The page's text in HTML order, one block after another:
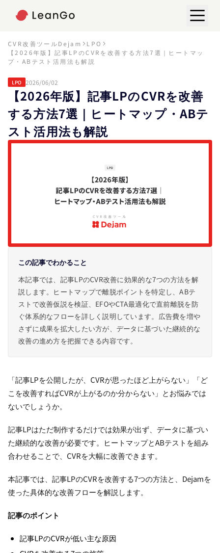
CVR改善ツールDejam
LPO
【2026年版】記事LPのCVRを改善する方法7選｜ヒートマッ
プ・ABテスト活用法も解説
LPO 2026/06/02
【2026年版】記事LPのCVRを改善
する方法7選｜ヒートマップ・ABテ
スト活用法も解説
この記事でわかること
本記事では、記事LPのCVR改善に効果的な7つの方法を解
説します。ヒートマップで離脱ポイントを特定し、ABテ
ストで改善仮説を検証、EFOやCTA最適化で直前離脱を防
ぐ体系的なフローを詳しく説明しています。広告費を増や
さずに成果を拡大したい方が、データに基づいた継続的な
改善の進め方を把握できる内容です。
「記事LPを公開したが、CVRが思ったほど上がらない」「ど
こを改善すればCVRが上がるのか分からない」とお悩みでは
ないでしょうか。
記事LPはただ制作するだけでは効果が出ず、データに基づい
た継続的な改善が必要です。ヒートマップとABテストを組み
合わせることで、CVRを大幅に改善できます。
本記事では、記事LPのCVRを改善する7つの方法と、Dejamを
使った具体的な改善フローを解説します。
記事のポイント
記事LPのCVRが低い主な原因